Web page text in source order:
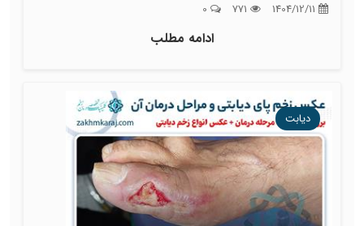
ادامه مطلب
دیابت